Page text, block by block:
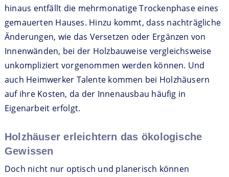
hinaus entfällt die mehrmonatige Trockenphase eines
gemauerten Hauses. Hinzu kommt, dass nachträgliche
Änderungen, wie das Versetzen oder Ergänzen von
Innenwänden, bei der Holzbauweise vergleichsweise
unkompliziert vorgenommen werden können. Und
auch Heimwerker Talente kommen bei Holzhäusern
auf ihre Kosten, da der Innenausbau häufig in
Eigenarbeit erfolgt.
Holzhäuser erleichtern das ökologische
Gewissen
Doch nicht nur optisch und planerisch können